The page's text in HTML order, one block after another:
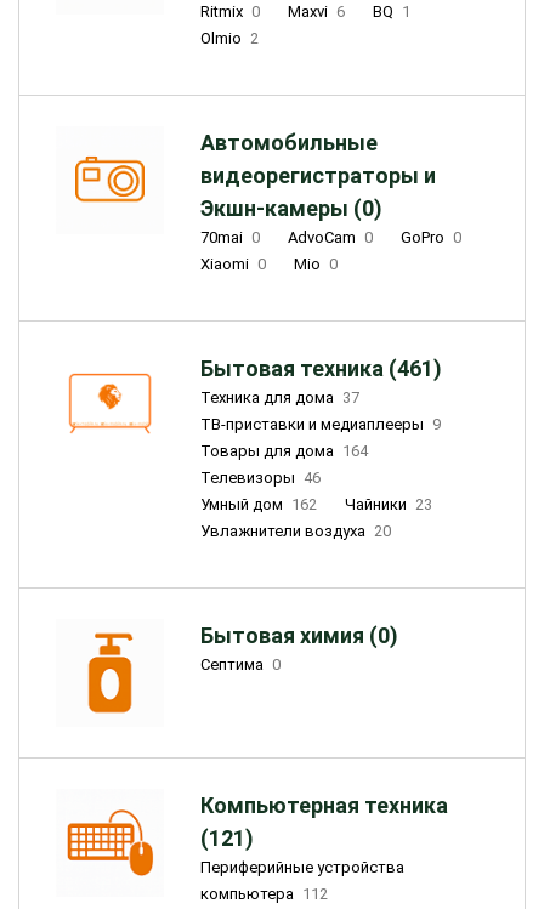
Ritmix 0 Maxvi 6 BQ 1
Olmio 2
Автомобильные
видеорегистраторы и
Экшн-камеры (0)
70mai 0 AdvoCam 0 GoPro 0
Xiaomi 0 Mio 0
Бытовая техника (461)
Техника для дома 37
ТВ-приставки и медиаплееры 9
Товары для дома 164
Телевизоры 46
Умный дом 162 Чайники 23
Увлажнители воздуха 20
Бытовая химия (0)
Септима 0
Компьютерная техника
(121)
Периферийные устройства
компьютера 112